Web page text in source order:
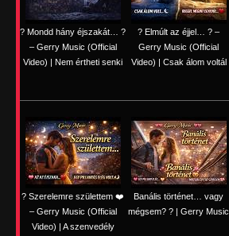
? Mondd hány éjszakát… ?
– Gerry Music (Official
Video) | Nem értheti senki
? Elmúlt az éjjel… ? –
Gerry Music (Official
Video) | Csak álom voltál
? Szerelemre születtem ❤️
– Gerry Music (Official
Video) | A szenvedély
Banális történet… vagy
mégsem? ? | Gerry Music